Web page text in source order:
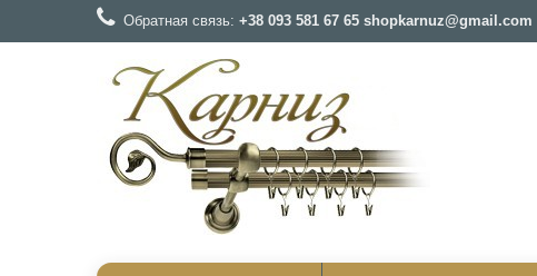
Обратная связь: +38 093 581 67 65